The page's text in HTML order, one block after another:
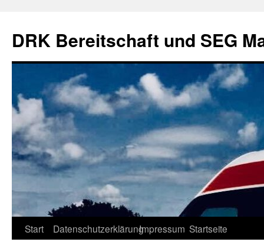
DRK Bereitschaft und SEG
Zum
Start DatenschutzerklärungImpressum Startseite